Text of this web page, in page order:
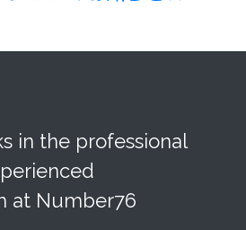
in the professional
at Number76